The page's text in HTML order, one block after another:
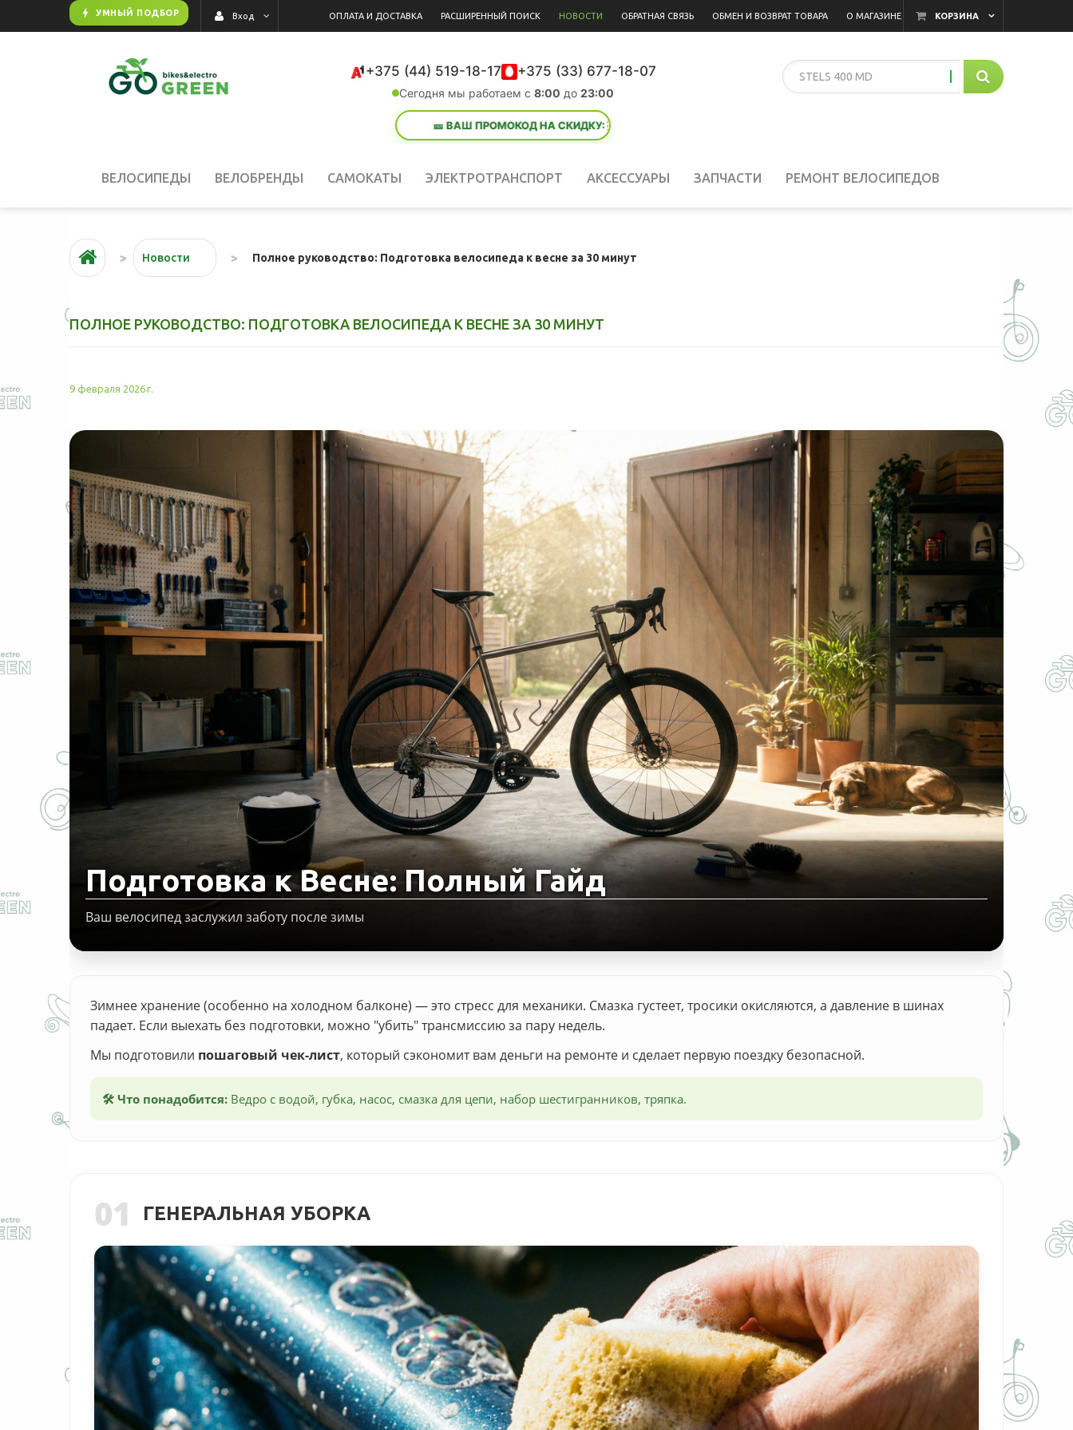
bolt УМНЫЙ ПОДБОР КОРЗИНА
Вход ОПЛАТА И ДОСТАВКА РАСШИРЕННЫЙ ПОИСК НОВОСТИ ОБРАТНАЯ СВЯЗЬ ОБМЕН И ВОЗВРАТ ТОВАРА О МАГАЗИНЕ
+375 (44) 519-18-17 +375 (33) 677-18-07
Сегодня мы работаем с 8:00 до 23:00
лето 26 — Успейте активировать через корзину!
ВЕЛОСИПЕДЫ ВЕЛОБРЕНДЫ САМОКАТЫ ЭЛЕКТРОТРАНСПОРТ АКСЕССУАРЫ ЗАПЧАСТИ РЕМОНТ ВЕЛОСИПЕДОВ
Новости Полное руководство: Подготовка велосипеда к весне за 30 минут
ПОЛНОЕ РУКОВОДСТВО: ПОДГОТОВКА ВЕЛОСИПЕДА К ВЕСНЕ ЗА 30 МИНУТ
9 февраля 2026 г.
Подготовка к Весне: Полный Гайд
Ваш велосипед заслужил заботу после зимы
Зимнее хранение (особенно на холодном балконе) — это стресс для механики. Смазка густеет, тросики окисляются, а давление в шинах
падает. Если выехать без подготовки, можно "убить" трансмиссию за пару недель.
Мы подготовили пошаговый чек-лист, который сэкономит вам деньги на ремонте и сделает первую поездку безопасной.
🛠 Что понадобится: Ведро с водой, губка, насос, смазка для цепи, набор шестигранников, тряпка.
01 ГЕНЕРАЛЬНАЯ УБОРКА